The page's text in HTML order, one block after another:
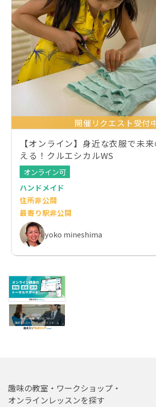
開催リクエスト受付
【オンライン】身近な衣服で未
える！クルエシカルWS
オンライン可
ハンドメイド
住所非公開
最寄り駅非公開
yoko mineshima
趣味の教室・ワークショップ・
オンラインレッスンを探す